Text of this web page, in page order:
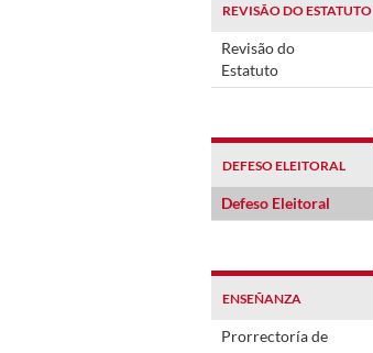
REVISÃO DO ESTATUTO
Revisão do
Estatuto
DEFESO ELEITORAL
Defeso Eleitoral
ENSEÑANZA
Prorrectoría de